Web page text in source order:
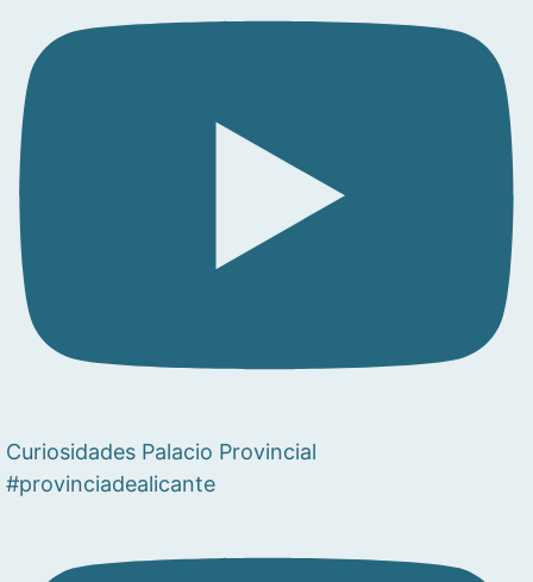
Curiosidades Palacio Provincial
#provinciadealicante